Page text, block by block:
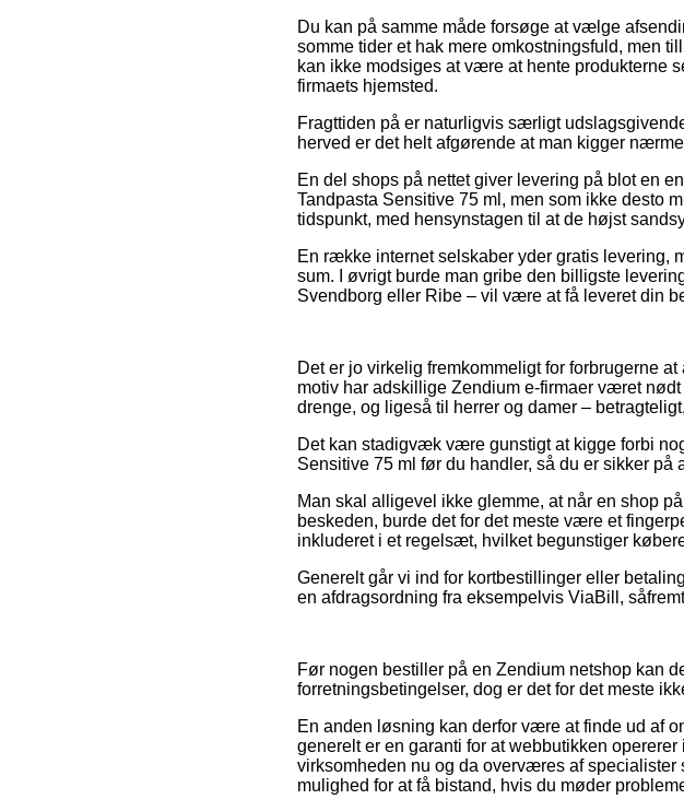
Du kan på samme måde forsøge at vælge
somme tider et hak mere omkostningsfuld, men
kan ikke modsiges at være at hente produkterne
firmaets hjemsted.
Fragttiden på er naturligvis særligt
herved er det helt afgørende at man kigger
En del shops på nettet giver levering på blot en
Tandpasta Sensitive 75 ml, men som ikke desto
tidspunkt, med hensynstagen til at de højst
En række internet selskaber yder gratis levering,
sum. I øvrigt burde man gribe den billigste
Svendborg eller Ribe – vil være at få leveret din
Det er jo virkelig fremkommeligt for forbrugerne
motiv har adskillige Zendium e-firmaer været
drenge, og ligeså til herrer og damer –
Det kan stadigvæk være gunstigt at kigge forbi
Sensitive 75 ml før du handler, så du er sikker på
Man skal alligevel ikke glemme, at når en shop
beskeden, burde det for det meste være et
inkluderet i et regelsæt, hvilket begunstiger
Generelt går vi ind for kortbestillinger eller
en afdragsordning fra eksempelvis ViaBill,
Før nogen bestiller på en Zendium netshop kan
forretningsbetingelser, dog er det for det meste
En anden løsning kan derfor være at finde ud af
generelt er en garanti for at webbutikken
virksomheden nu og da overværes af specialister
mulighed for at få bistand, hvis du møder